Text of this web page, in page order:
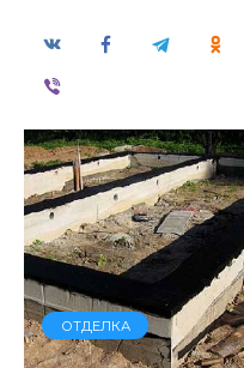
ОТДЕЛКА